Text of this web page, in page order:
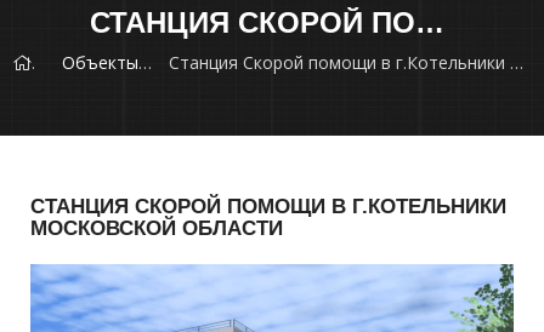
СТАНЦИЯ СКОРОЙ ПОМОЩИ В Г.КОТЕЛЬНИКИ МОСКОВСКОЙ ОБЛАСТИ
Объекты Станция Скорой помощи в г.Котельники Московской области
СТАНЦИЯ СКОРОЙ ПОМОЩИ В Г.КОТЕЛЬНИКИ
МОСКОВСКОЙ ОБЛАСТИ